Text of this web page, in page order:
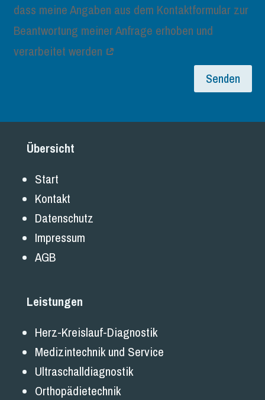
dass meine Angaben aus dem Kontaktformular zur
Beantwortung meiner Anfrage erhoben und
verarbeitet werden
Senden
Übersicht
Start
Kontakt
Datenschutz
Impressum
AGB
Leistungen
Herz-Kreislauf-Diagnostik
Medizintechnik und Service
Ultraschalldiagnostik
Orthopädietechnik